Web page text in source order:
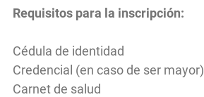
Requisitos para la inscripción:
Cédula de identidad
Credencial (en caso de ser mayor)
Carnet de salud